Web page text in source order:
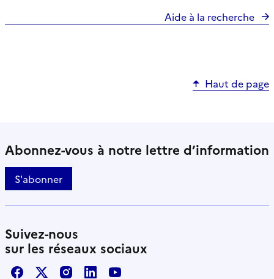
Aide à la recherche
Haut de page
Abonnez-vous à notre lettre d’information
S'abonner
Suivez-nous
sur les réseaux sociaux
FacebookX / TwitterInstagram
LinkedInYoutube